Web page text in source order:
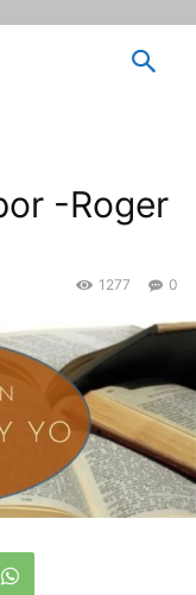
-Roger
0
1277